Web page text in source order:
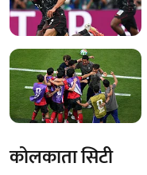
कोलकाता सिटी